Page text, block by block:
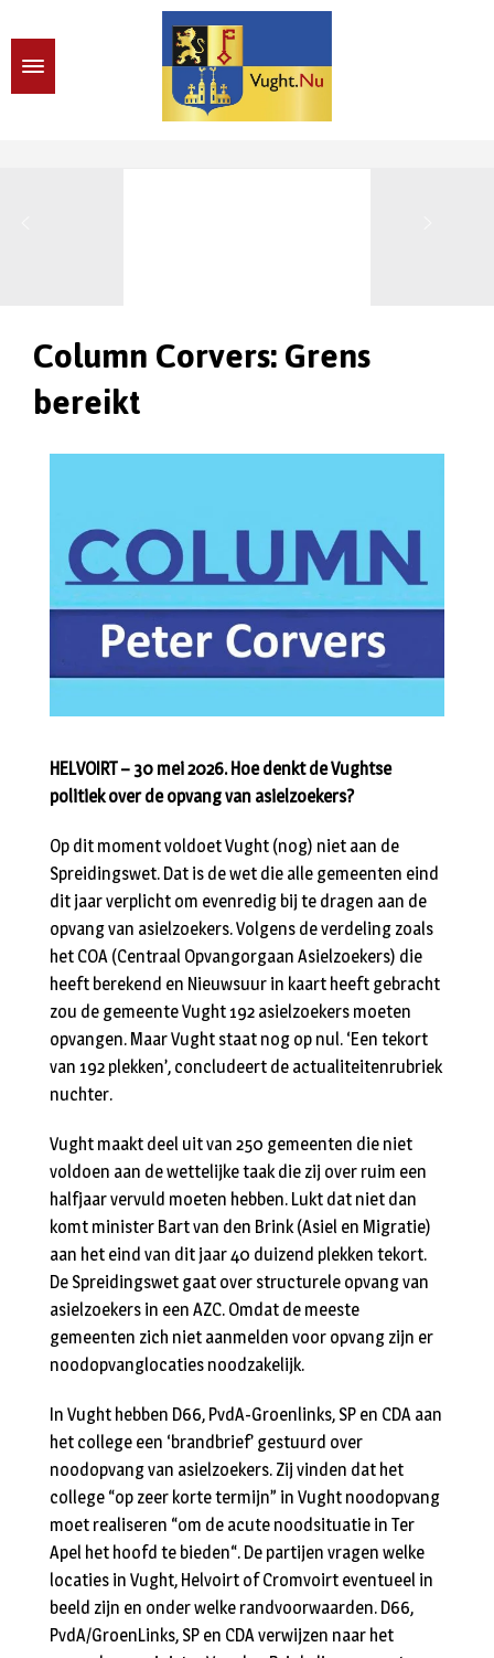
Column Corvers: Grens
bereikt
HELVOIRT – 30 mei 2026. Hoe denkt de Vughtse
politiek over de opvang van asielzoekers?
Op dit moment voldoet Vught (nog) niet aan de
Spreidingswet. Dat is de wet die alle gemeenten eind
dit jaar verplicht om evenredig bij te dragen aan de
opvang van asielzoekers. Volgens de verdeling zoals
het COA (Centraal Opvangorgaan Asielzoekers) die
heeft berekend en Nieuwsuur in kaart heeft gebracht
zou de gemeente Vught 192 asielzoekers moeten
opvangen. Maar Vught staat nog op nul. ‘Een tekort
van 192 plekken’, concludeert de actualiteitenrubriek
nuchter.
Vught maakt deel uit van 250 gemeenten die niet
voldoen aan de wettelijke taak die zij over ruim een
halfjaar vervuld moeten hebben. Lukt dat niet dan
komt minister Bart van den Brink (Asiel en Migratie)
aan het eind van dit jaar 40 duizend plekken tekort.
De Spreidingswet gaat over structurele opvang van
asielzoekers in een AZC. Omdat de meeste
gemeenten zich niet aanmelden voor opvang zijn er
noodopvanglocaties noodzakelijk.
In Vught hebben D66, PvdA-Groenlinks, SP en CDA aan
het college een ‘brandbrief’ gestuurd over
noodopvang van asielzoekers. Zij vinden dat het
college “op zeer korte termijn” in Vught noodopvang
moet realiseren “om de acute noodsituatie in Ter
Apel het hoofd te bieden“. De partijen vragen welke
locaties in Vught, Helvoirt of Cromvoirt eventueel in
beeld zijn en onder welke randvoorwaarden. D66,
PvdA/GroenLinks, SP en CDA verwijzen naar het